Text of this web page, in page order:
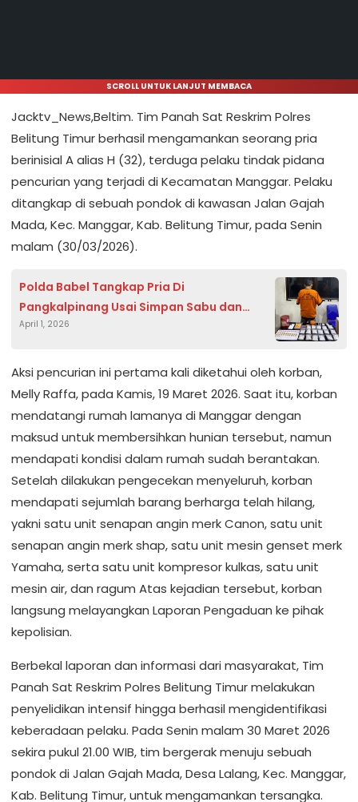
SCROLL UNTUK LANJUT MEMBACA
Jacktv_News,Beltim. Tim Panah Sat Reskrim Polres
Belitung Timur berhasil mengamankan seorang pria
berinisial A alias H (32), terduga pelaku tindak pidana
pencurian yang terjadi di Kecamatan Manggar. Pelaku
ditangkap di sebuah pondok di kawasan Jalan Gajah
Mada, Kec. Manggar, Kab. Belitung Timur, pada Senin
malam (30/03/2026).
Polda Babel Tangkap Pria Di
Pangkalpinang Usai Simpan Sabu dan
Ekstasi Dirumah
April 1, 2026
Aksi pencurian ini pertama kali diketahui oleh korban,
Melly Raffa, pada Kamis, 19 Maret 2026. Saat itu, korban
mendatangi rumah lamanya di Manggar dengan
maksud untuk membersihkan hunian tersebut, namun
mendapati kondisi dalam rumah sudah berantakan.
Setelah dilakukan pengecekan menyeluruh, korban
mendapati sejumlah barang berharga telah hilang,
yakni satu unit senapan angin merk Canon, satu unit
senapan angin merk shap, satu unit mesin genset merk
Yamaha, serta satu unit kompresor kulkas, satu unit
mesin air, dan ragum Atas kejadian tersebut, korban
langsung melayangkan Laporan Pengaduan ke pihak
kepolisian.
Berbekal laporan dan informasi dari masyarakat, Tim
Panah Sat Reskrim Polres Belitung Timur melakukan
penyelidikan intensif hingga berhasil mengidentifikasi
keberadaan pelaku. Pada Senin malam 30 Maret 2026
sekira pukul 21.00 WIB, tim bergerak menuju sebuah
pondok di Jalan Gajah Mada, Desa Lalang, Kec. Manggar,
Kab. Belitung Timur, untuk mengamankan tersangka.